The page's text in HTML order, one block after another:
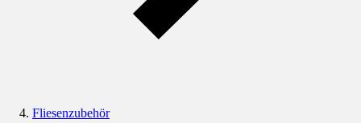
Fliesenzubehör